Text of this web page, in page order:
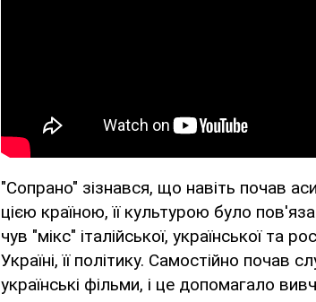
"Сопрано" зізнався, що навіть почав
цією країною, її культурою було
чув "мікс" італійської, української та
Україні, її політику. Самостійно почав
українські фільми, і це допомагало